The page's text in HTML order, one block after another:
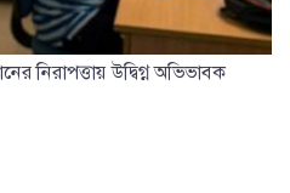
নিরাপত্তায় উদ্বিগ্ন অভিভাবক